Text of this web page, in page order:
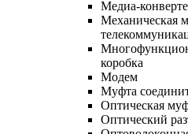
Медиа-
Механическая
коробка
Модем
Муфта
Оптическая
Оптический